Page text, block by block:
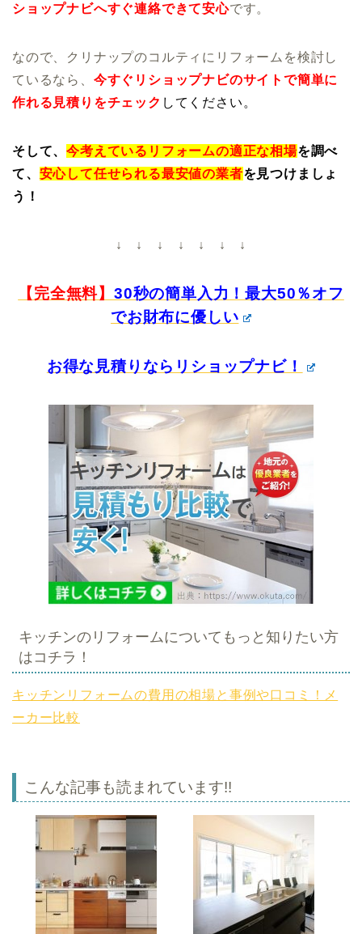
ショップナビへすぐ連絡できて安心です。
なので、クリナップのコルティにリフォームを検討し
ているなら、 今すぐリショップナビのサイトで簡単に
作れる見積りをチェック してください。
そして、今考えているリフォームの適正な相場を調べ
て、 安心して任せられる最安値の業者を見つけましょ
う！
↓ ↓ ↓ ↓ ↓ ↓ ↓
【完全無料】 30秒の簡単入力！最大50％オフ
でお財布に優しい
お得な見積りならリショップナビ！
キッチンのリフォームについてもっと知りたい方
はコチラ！
キッチンリフォームの費用の相場と事例や口コミ！メ
ーカー比較
こんな記事も読まれています!!